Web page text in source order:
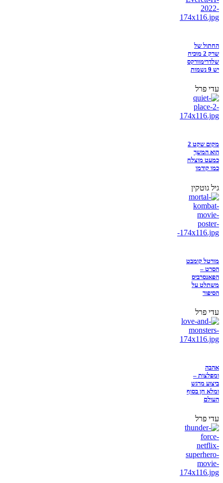
החתול של
שרק 2 מוכיח
שלדרימוורקס
יש 9 נשמות
עדי פרל
מקום שקט 2
הוא המשך
כמעט מוצלח
כמו קודמו
גיל גוטקין
מורטל קומבט
הסרט –
הפאנסרביס
משתלט על
הסיפור
עדי פרל
אהבה
ומפלצות –
ביצוע מרגש
ומלא חן בסוף
העולם
עדי פרל